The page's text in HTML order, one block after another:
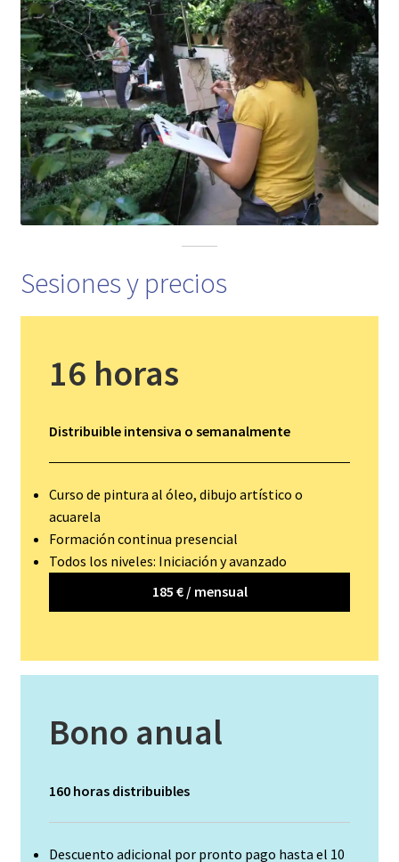
Sesiones y precios
16 horas
Distribuible intensiva o semanalmente
Curso de pintura al óleo, dibujo artístico o
acuarela
Formación continua presencial
Todos los niveles: Iniciación y avanzado
185 € / mensual
Bono anual
160 horas distribuibles
Descuento adicional por pronto pago hasta el 10